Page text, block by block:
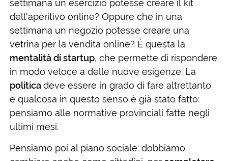
settimana un esercizio potesse creare il kit
dell'aperitivo online? Oppure che in una
settimana un negozio potesse creare una
vetrina per la vendita online? È questa la
mentalità di startup, che permette di rispondere
in modo veloce a delle nuove esigenze. La
politicadeve essere in grado di fare altrettanto
e qualcosa in questo senso è già stato fatto:
pensiamo alle normative provinciali fatte negli
ultimi mesi.
Pensiamo poi al piano sociale: dobbiamo